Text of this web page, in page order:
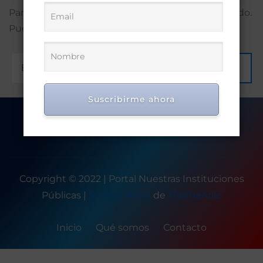
Parece que no encontramos lo que estás buscando.
Puede que una búsqueda te ayude.
Copyright © 2022 | Portal Nuestras Instituciones
Públicas | Seattle News de ThemeArile
Inicio Qué somos Contacto
Suscribirme ahora